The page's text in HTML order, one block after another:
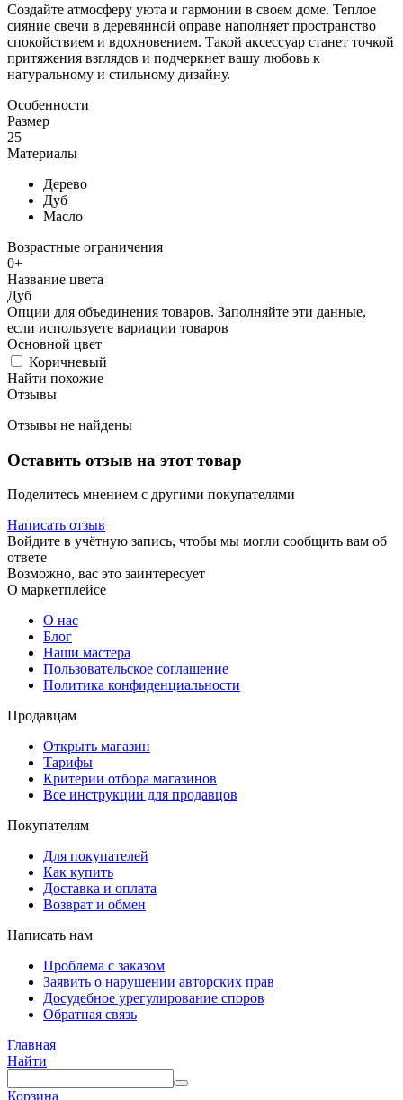
Создайте атмосферу уюта и гармонии в своем доме. Теплое
сияние свечи в деревянной оправе наполняет пространство
спокойствием и вдохновением. Такой аксессуар станет точкой
притяжения взглядов и подчеркнет вашу любовь к
натуральному и стильному дизайну.
Особенности
Размер
25
Материалы
Дерево
Дуб
Масло
Возрастные ограничения
0+
Название цвета
Дуб
Опции для объединения товаров. Заполняйте эти данные,
если используете вариации товаров
Основной цвет
Коричневый
Найти похожие
Отзывы
Отзывы не найдены
Оставить отзыв на этот товар
Поделитесь мнением с другими покупателями
Написать отзыв
Войдите в учётную запись, чтобы мы могли сообщить вам об
ответе
Возможно, вас это заинтересует
О маркетплейсе
О нас
Блог
Наши мастера
Пользовательское соглашение
Политика конфиденциальности
Продавцам
Открыть магазин
Тарифы
Критерии отбора магазинов
Все инструкции для продавцов
Покупателям
Для покупателей
Как купить
Доставка и оплата
Возврат и обмен
Написать нам
Проблема с заказом
Заявить о нарушении авторских прав
Досудебное урегулирование споров
Обратная связь
Главная
Найти
Корзина